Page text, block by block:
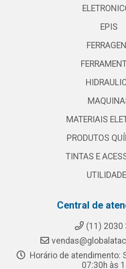
EPIS
MATERIAIS
PRODUTOS
TINTAS E
Central de
(11) 2030
Horário de atendimento:
07:30h às